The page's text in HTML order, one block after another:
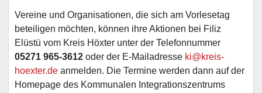
Vereine und Organisationen, die sich am Vorlesetag
beteiligen möchten, können ihre Aktionen bei Filiz
Elüstü vom Kreis Höxter unter der Telefonnummer
05271 965-3612 oder der E-Mailadresse ki@kreis-
hoexter.de anmelden. Die Termine werden dann auf der
Homepage des Kommunalen Integrationszentrums